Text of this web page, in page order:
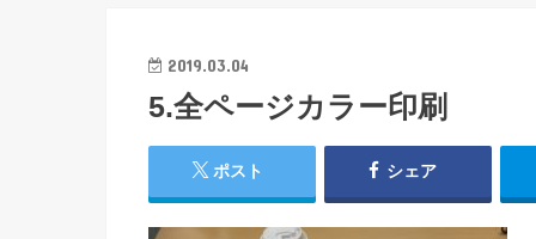
2019.03.04
5.全ページカラー印刷
ポスト シェア